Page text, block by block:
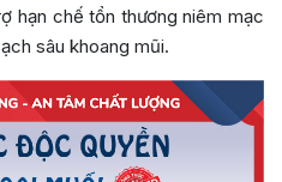
hạn chế tổn thương niêm mạc
sâu khoang mũi.